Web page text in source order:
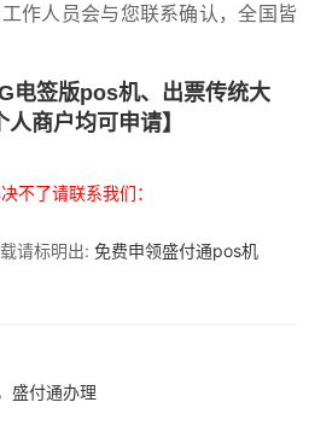
作人员会与您联系确认，全国皆
电签版pos机、出票传统大
商户均可申请】
不了请联系我们：
请标明出: 免费申领盛付通pos机
盛付通办理